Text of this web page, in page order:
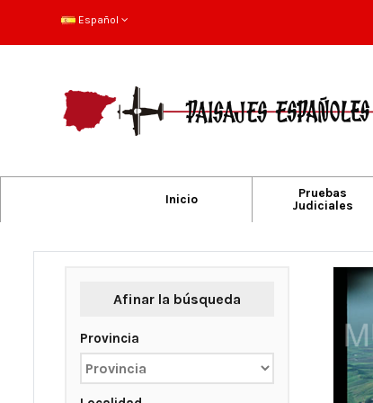
Español
Inicio
Pruebas
Judiciales
Afinar la búsqueda
Provincia